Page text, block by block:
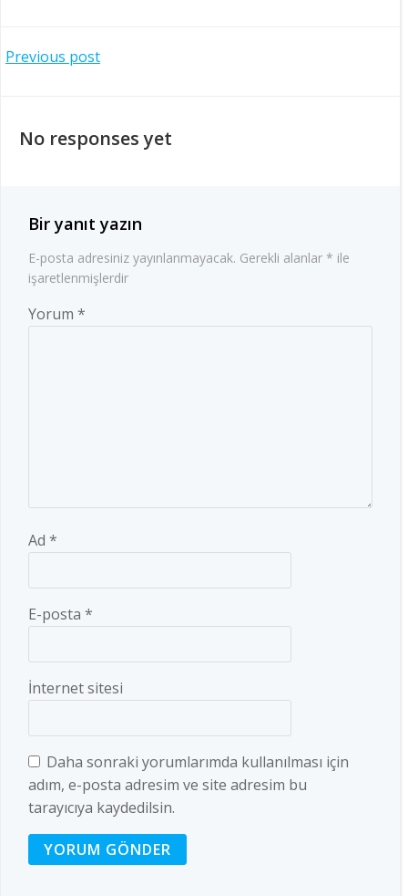
Post
Previous post
No responses yet
Bir yanıt yazın
E-posta adresiniz yayınlanmayacak. Gerekli alanlar * ile
işaretlenmişlerdir
Yorum *
Ad *
E-posta *
İnternet sitesi
Daha sonraki yorumlarımda kullanılması için
adım, e-posta adresim ve site adresim bu
tarayıcıya kaydedilsin.